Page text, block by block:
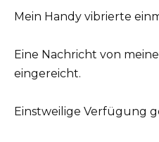
Mein Handy vibrierte
Eine Nachricht von
eingereicht.
Einstweilige Verfügung